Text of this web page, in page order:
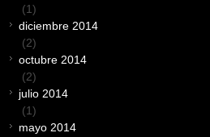
(1)
diciembre 2014
(2)
octubre 2014
(2)
julio 2014
(1)
mayo 2014